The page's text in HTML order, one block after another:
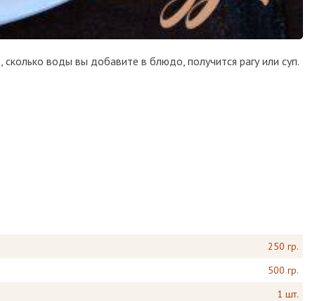
воды вы добавите в блюдо, получится рагу или суп.
250 гр.
500 гр.
1 шт.